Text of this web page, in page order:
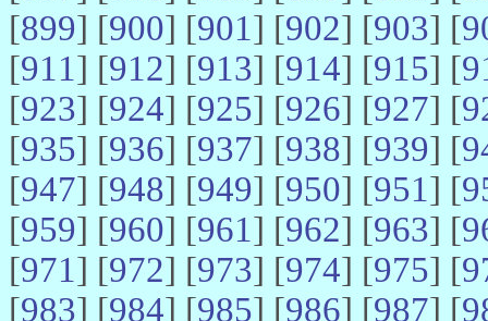
[899] [900] [901] [902] [903] [
[911] [912] [913] [914] [915] [
[923] [924] [925] [926] [927] [
[935] [936] [937] [938] [939] [
[947] [948] [949] [950] [951] [
[959] [960] [961] [962] [963] [
[971] [972] [973] [974] [975] [
[983] [984] [985] [986] [987] [